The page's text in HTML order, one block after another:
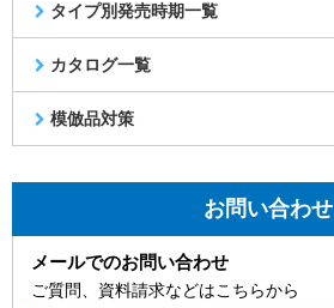
タイプ別発売時期一覧
カタログ一覧
模倣品対策
お問い合わせ
メールでのお問い合わせ
ご質問、資料請求などはこちらから